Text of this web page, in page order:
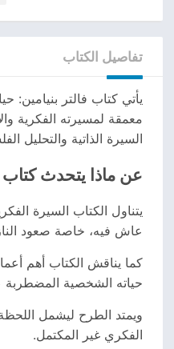
تفاصيل الكتاب
يأتي كتاب فالتر بنيامين:
معمقة لمسيرته الفكرية
السيرة الذاتية والتحليل
عن ماذا يتحدث كتاب
يتناول الكتاب السيرة
عاش فيه، خاصة صعود
كما يناقش الكتاب أهم
حياته الشخصية المضطربة
ويمتد الطرح ليشمل
الفكري غير المكتمل.